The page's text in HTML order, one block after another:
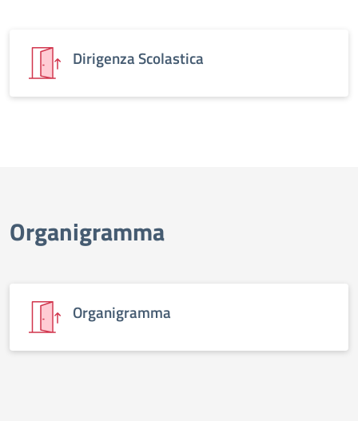
Dirigenza Scolastica
Organigramma
Organigramma